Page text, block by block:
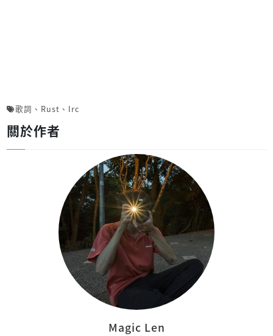
歌詞 、 Rust 、 lrc
關於作者
Magic Len